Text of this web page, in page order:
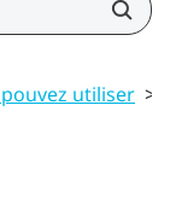
utiliser >